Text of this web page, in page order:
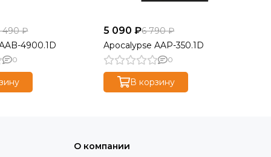
490 ₽
4900.1D
0
5 090 ₽6 790 ₽
Apocalypse AAP-350.1D
0
В корзину
О компании